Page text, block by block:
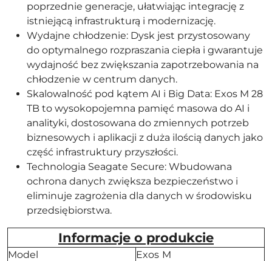
poprzednie generacje, ułatwiając integrację z
istniejącą infrastrukturą i modernizację.
Wydajne chłodzenie: Dysk jest przystosowany
do optymalnego rozpraszania ciepła i gwarantuje
wydajność bez zwiększania zapotrzebowania na
chłodzenie w centrum danych.
Skalowalność pod kątem AI i Big Data: Exos M 28
TB to wysokopojemna pamięć masowa do AI i
analityki, dostosowana do zmiennych potrzeb
biznesowych i aplikacji z duża ilością danych jako
część infrastruktury przyszłości.
Technologia Seagate Secure: Wbudowana
ochrona danych zwiększa bezpieczeństwo i
eliminuje zagrożenia dla danych w środowisku
przedsiębiorstwa.
Informacje o produkcie
Model
Exos M